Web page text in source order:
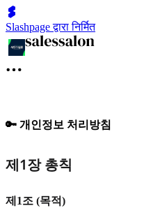
Slashpage द्वारा निर्मित
🔑 개인정보 처리방침
제1장 총칙
제1조 (목적)